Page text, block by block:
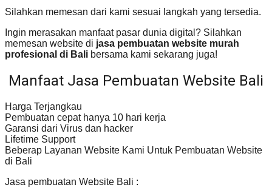
Silahkan memesan dari kami sesuai langkah yang tersedia.
Ingin merasakan manfaat pasar dunia digital? Silahkan
memesan website di jasa pembuatan website murah
profesional di Bali bersama kami sekarang juga!
Manfaat Jasa Pembuatan Website Bali
Harga Terjangkau
Pembuatan cepat hanya 10 hari kerja
Garansi dari Virus dan hacker
Lifetime Support
Beberap Layanan Website Kami Untuk Pembuatan Website
di Bali
Jasa pembuatan Website Bali :